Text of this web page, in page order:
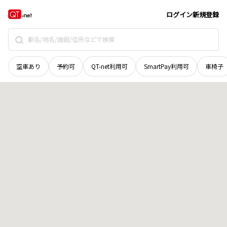
ログイン新規登録
空車あり 予約可 QT-net利用可 SmartPay利用可 車椅子
石川県